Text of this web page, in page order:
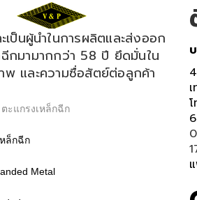
เป็นผู้นำในการผลิตและส่งออก
กมามากกว่า 58 ปี ยึดมั่นใน
พ และความซื่อสัตย์ต่อลูกค้า
ะแกรงเหล็กฉีก
ล็กฉีก
Metal